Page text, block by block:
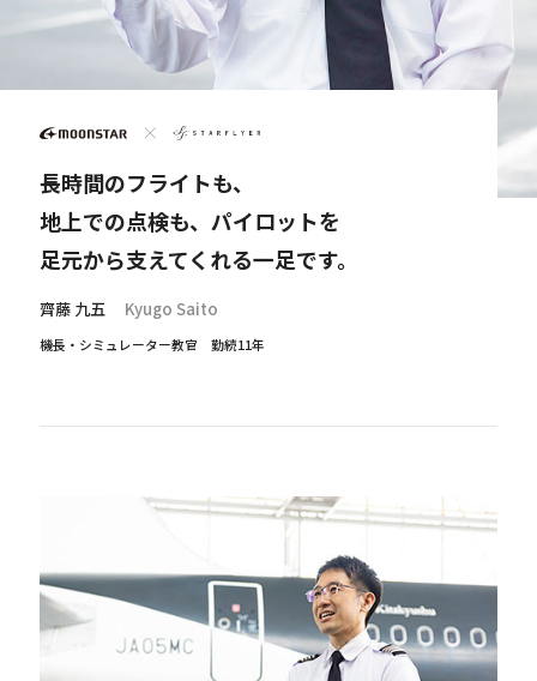
長時間のフライトも、
地上での点検も、パイロットを
足元から支えてくれる一足です。
齊藤 九五 Kyugo Saito
機長・シミュレーター教官 勤続11年